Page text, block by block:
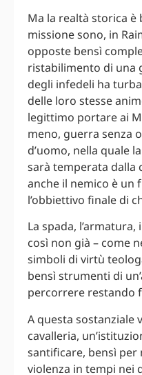
Ma la realtà storica è
missione sono, in
opposte bensì
ristabilimento di una
degli infedeli ha
delle loro stesse
legittimo portare ai
meno, guerra senza
d’uomo, nella quale
sarà temperata dalla
anche il nemico è un
l’obbiettivo finale di
La spada,
così non già – come
simboli di virtù
bensì strumenti di
percorrere restando
A questa sostanziale
cavalleria,
santificare, bensì per
violenza in tempi nei